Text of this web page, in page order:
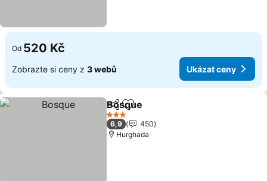
Od 520 Kč
Zobrazte si ceny z 3 webů Ukázat ceny
SdíletPřidat na seznam oblíbených
Bosque
3 Počet hvězdiček
6,9
450
Hurghada